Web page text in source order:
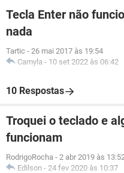
Tecla Enter não
nada
Tartic - 26 mai 2017 às 19:54
Camyla - 10 set 2022 às 06:42
10 Respostas
Troquei o teclado e
funcionam
RodrigoRocha - 2 abr 2019 às
Edilson - 24 fev 2020 às 10:37